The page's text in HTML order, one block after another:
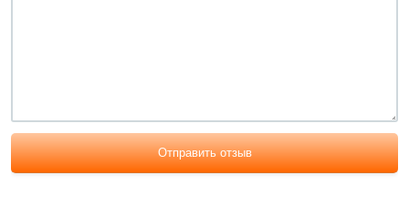
Отправить отзыв